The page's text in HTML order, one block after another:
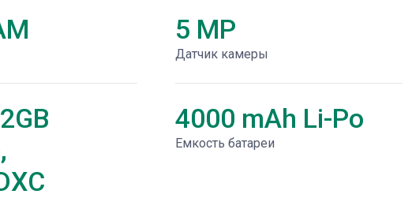
5 MP
Датчик камеры
4000 mAh Li-Po
Емкость батареи